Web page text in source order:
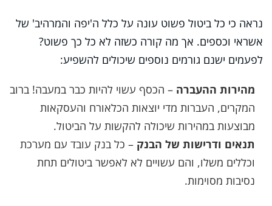
נראה כי כל ביטול פשוט עונה על כלל ה'יפה והמרהיב' של
אשראי וכספים. אך מה קורה כשזה לא כל כך פשוט?
לפעמים ישנם גורמים נוספים שיכולים להשפיע:
מהירות ההעברה – הכסף עשוי להיות כבר במעבה! ברוב
המקרים, העברות מדי יוצאות הכלאורח והעסקאות
מבוצעות במהירות שיכולה להקשות על הביטול.
תנאים ודרישות של הבנק – כל בנק עובד עם מערכת
וכללים משלו, והם עשויים לא לאפשר ביטולים תחת
נסיבות מסוימות.